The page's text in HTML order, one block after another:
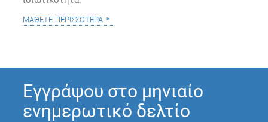
μάθετε περισσότερα
Εγγράψου στο μηνιαίο
ενημερωτικό δελτίο